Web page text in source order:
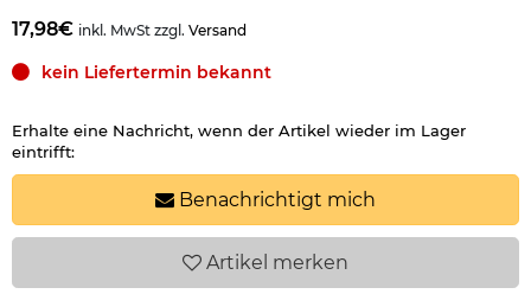
17,98€ inkl. MwSt zzgl. Versand
kein Liefertermin bekannt
Erhalte eine Nachricht, wenn der Artikel wieder im Lager
eintrifft:
Benachrichtigt mich
Artikel merken